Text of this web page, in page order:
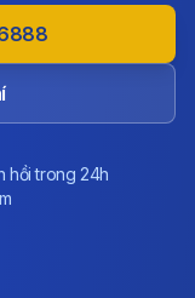
hồi trong 24h